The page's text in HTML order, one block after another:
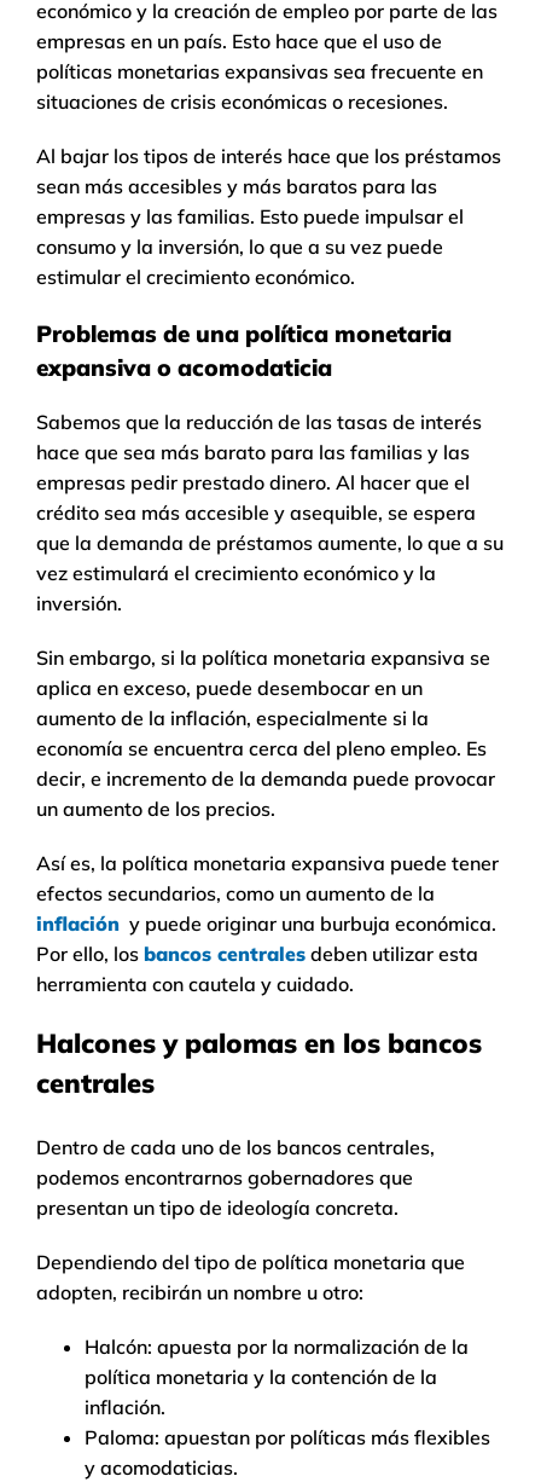
económico y la creación de empleo por parte de las
empresas en un país. Esto hace que el uso de
políticas monetarias expansivas sea frecuente en
situaciones de crisis económicas o recesiones.
Al bajar los tipos de interés hace que los préstamos
sean más accesibles y más baratos para las
empresas y las familias. Esto puede impulsar el
consumo y la inversión, lo que a su vez puede
estimular el crecimiento económico.
Problemas de una política monetaria
expansiva o acomodaticia
Sabemos que la reducción de las tasas de interés
hace que sea más barato para las familias y las
empresas pedir prestado dinero. Al hacer que el
crédito sea más accesible y asequible, se espera
que la demanda de préstamos aumente, lo que a su
vez estimulará el crecimiento económico y la
inversión.
Sin embargo, si la política monetaria expansiva se
aplica en exceso, puede desembocar en un
aumento de la inflación, especialmente si la
economía se encuentra cerca del pleno empleo. Es
decir, e incremento de la demanda puede provocar
un aumento de los precios.
Así es, la política monetaria expansiva puede tener
efectos secundarios, como un aumento de la
inflación y puede originar una burbuja económica.
Por ello, los bancos centrales deben utilizar esta
herramienta con cautela y cuidado.
Halcones y palomas en los bancos
centrales
Dentro de cada uno de los bancos centrales,
podemos encontrarnos gobernadores que
presentan un tipo de ideología concreta.
Dependiendo del tipo de política monetaria que
adopten, recibirán un nombre u otro:
Halcón: apuesta por la normalización de la
política monetaria y la contención de la
inflación.
Paloma: apuestan por políticas más flexibles
y acomodaticias.